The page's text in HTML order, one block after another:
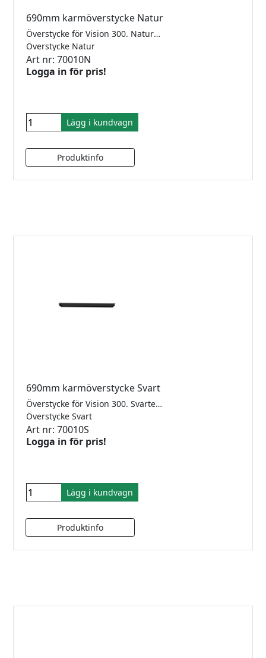
690mm karmöverstycke Natur
Överstycke för Vision 300. Naturanodiserad, För 10mm glas.
Överstycke Natur
Art nr: 70010N
Logga in för pris!
Lägg i kundvagn
690mm karmöverstycke Svart
Överstycke för Vision 300. Svarteloxerad, För 10mm glas.
Överstycke Svart
Art nr: 70010S
Logga in för pris!
Lägg i kundvagn